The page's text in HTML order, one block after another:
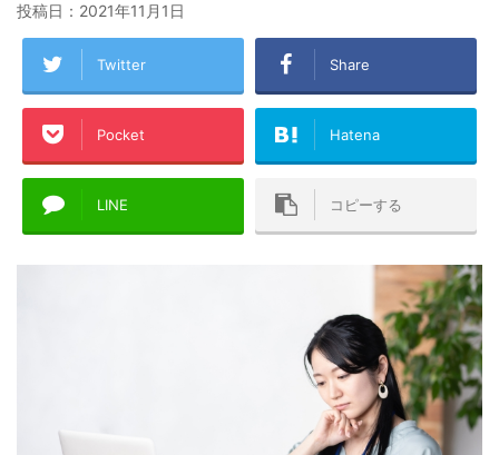
投稿日： 2021年11月1日
Twitter Share
Pocket Hatena
LINE コピーする